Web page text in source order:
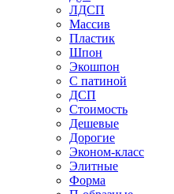
ЛДСП
Массив
Пластик
Шпон
Экошпон
С патиной
ДСП
Стоимость
Дешевые
Дорогие
Эконом-класс
Элитные
Форма